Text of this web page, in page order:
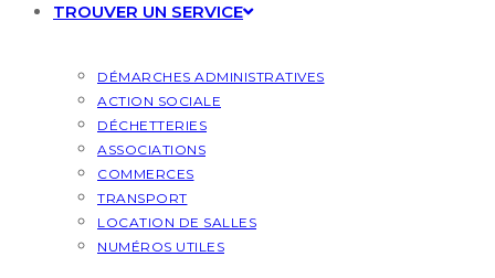
TROUVER UN SERVICE
DÉMARCHES ADMINISTRATIVES
ACTION SOCIALE
DÉCHETTERIES
ASSOCIATIONS
COMMERCES
TRANSPORT
LOCATION DE SALLES
NUMÉROS UTILES